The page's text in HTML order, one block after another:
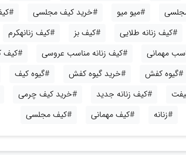
#میو میو #خرید کیف مجلسی
#کیف زنانه طلایی #کیف بز #کیف زنانهکرم
مهمانی
#کیف زنانه مناسب عروسی #کیف
#گیوه کفش #خرید گیوه کفش #گیوه کیف
#کیف زنانه جدید #خرید کیف چرمی
#زنانه #کیف مهمانی #کیف مجلسی